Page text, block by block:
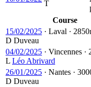
T
Course
15/02/2025 · Laval ·
D Duveau
04/02/2025 · Vincennes ·
L Léo Abrivard
26/01/2025 · Nantes ·
D Duveau